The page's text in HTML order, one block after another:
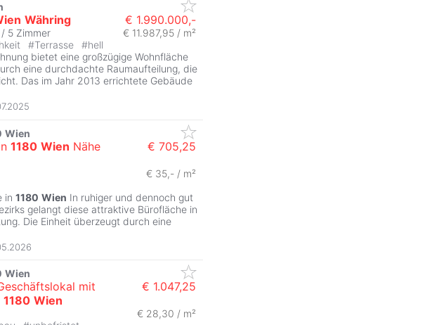
Währing € 1.990.000,-
/ 5 Zimmer
€ 11.987,95 / m²
#Terrasse #hell
bietet eine großzügige Wohnfläche
eine durchdachte Raumaufteilung, die
Das im Jahr 2013 errichtete Gebäude
Wien
1180 Wien Nähe
€ 705,25
€ 35,- / m²
in 1180 Wien In ruhiger und dennoch gut
gelangt diese attraktive Bürofläche in
Die Einheit überzeugt durch eine
Wien
mit
1180 Wien
€ 1.047,25
€ 28,30 / m²